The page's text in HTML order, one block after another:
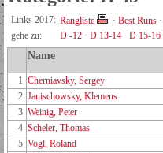
Links 2017: Rangliste · Best Runs ·
gehe zu:
D -12 · D 13-14 · D 15-16
Name
1 Cherniavsky, Sergey
2 Janischowsky, Klemens
3 Weinig, Peter
4 Scheler, Thomas
5 Vogl, Roland